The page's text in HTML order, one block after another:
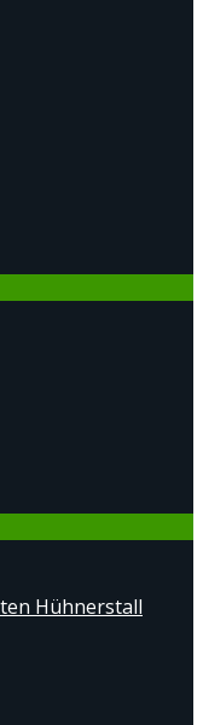
Hühnerstall